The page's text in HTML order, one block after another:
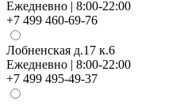
Ежедневно | 8:00-22:00
+7 499 460-69-76
Лобненская д.17 к.6
Ежедневно | 8:00-22:00
+7 499 495-49-37